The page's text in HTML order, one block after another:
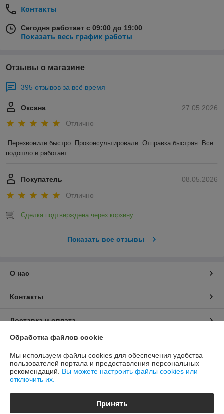
Контакты
Сегодня работает с 09:00 до 19:00
Показать весь график работы
Отзывы о магазине
395 отзывов за всё время
27.05.2026
Оксана
Отлично
Перезвонили быстро. Проконсультировали. Отправка быстрая. Все
подошло и работает.
08.05.2026
Покупатель
Отлично
Сделка подтверждена через корзину
Показать все отзывы
О нас
Контакты
Доставка и оплата
График работы
Полная версия сайта
Обработка файлов cookie
Мы используем файлы cookies для обеспечения удобства
пользователей портала и предоставления персональных
рекомендаций. Вы можете настроить файлы cookies или
отключить их.
Принять